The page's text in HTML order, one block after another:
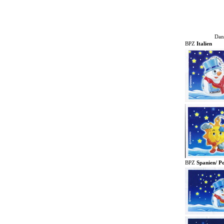
BPZ Italien
BPZ Spanien/